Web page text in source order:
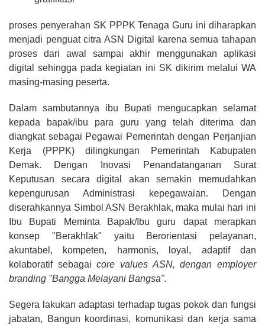
proses penyerahan SK PPPK Tenaga Guru ini diharapkan
menjadi penguat citra ASN Digital karena semua tahapan
proses dari awal sampai akhir menggunakan aplikasi
digital sehingga pada kegiatan ini SK dikirim melalui WA
masing-masing peserta.
Dalam sambutannya ibu Bupati mengucapkan selamat
kepada bapak/ibu para guru yang telah diterima dan
diangkat sebagai Pegawai Pemerintah dengan Perjanjian
Kerja (PPPK) dilingkungan Pemerintah Kabupaten
Demak. Dengan Inovasi Penandatanganan Surat
Keputusan secara digital akan semakin memudahkan
kepengurusan Administrasi kepegawaian. Dengan
diserahkannya Simbol ASN Berakhlak, maka mulai hari ini
Ibu Bupati Meminta Bapak/Ibu guru dapat merapkan
konsep "Berakhlak" yaitu Berorientasi pelayanan,
akuntabel, kompeten, harmonis, loyal, adaptif dan
kolaboratif sebagaicore values ASN, dengan employer
branding "Bangga Melayani Bangsa".
Segera lakukan adaptasi terhadap tugas pokok dan fungsi
jabatan, Bangun koordinasi, komunikasi dan kerja sama